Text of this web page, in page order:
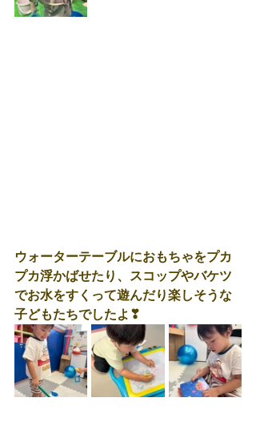
ウォーターテーブルにおもちゃをプカ
プカ浮かばせたり、スコップやバケツ
でお水をすくって遊んだり楽しそうな
子どもたちでしたよ❣